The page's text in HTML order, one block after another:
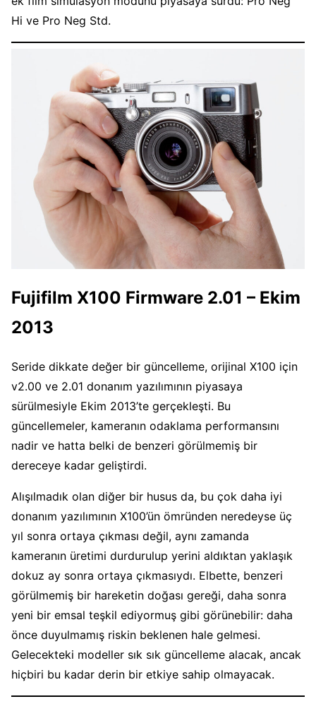
Hi ve Pro Neg Std.
Fujifilm X100 Firmware 2.01 – Ekim
2013
Seride dikkate değer bir güncelleme, orijinal X100 için
v2.00 ve 2.01 donanım yazılımının piyasaya
sürülmesiyle Ekim 2013’te gerçekleşti. Bu
güncellemeler, kameranın odaklama performansını
nadir ve hatta belki de benzeri görülmemiş bir
dereceye kadar geliştirdi.
Alışılmadık olan diğer bir husus da, bu çok daha iyi
donanım yazılımının X100’ün ömründen neredeyse üç
yıl sonra ortaya çıkması değil, aynı zamanda
kameranın üretimi durdurulup yerini aldıktan yaklaşık
dokuz ay sonra ortaya çıkmasıydı. Elbette, benzeri
görülmemiş bir hareketin doğası gereği, daha sonra
yeni bir emsal teşkil ediyormuş gibi görünebilir: daha
önce duyulmamış riskin beklenen hale gelmesi.
Gelecekteki modeller sık ​​sık güncelleme alacak, ancak
hiçbiri bu kadar derin bir etkiye sahip olmayacak.